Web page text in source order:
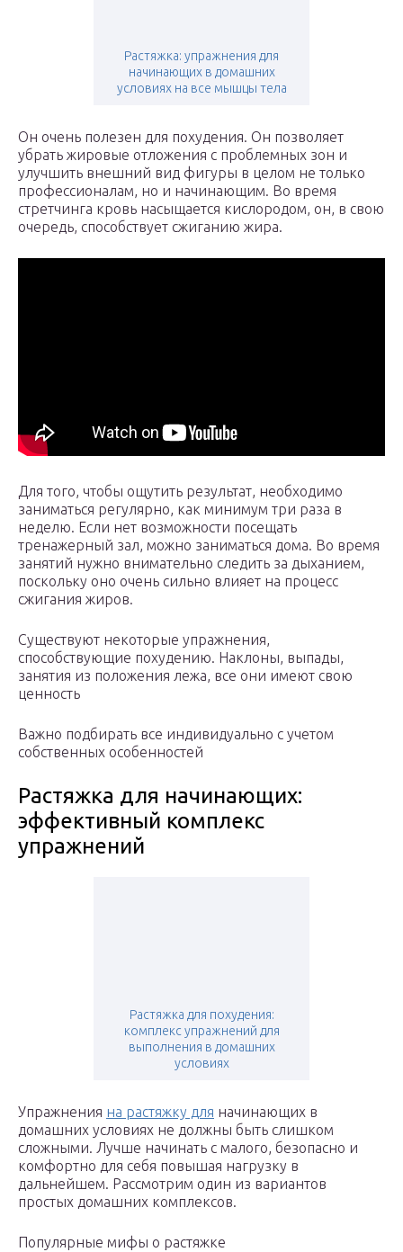
Растяжка: упражнения для
начинающих в домашних
условиях на все мышцы тела
Он очень полезен для похудения. Он позволяет
убрать жировые отложения с проблемных зон и
улучшить внешний вид фигуры в целом не только
профессионалам, но и начинающим. Во время
стретчинга кровь насыщается кислородом, он, в свою
очередь, способствует сжиганию жира.
Для того, чтобы ощутить результат, необходимо
заниматься регулярно, как минимум три раза в
неделю. Если нет возможности посещать
тренажерный зал, можно заниматься дома. Во время
занятий нужно внимательно следить за дыханием,
поскольку оно очень сильно влияет на процесс
сжигания жиров.
Существуют некоторые упражнения,
способствующие похудению. Наклоны, выпады,
занятия из положения лежа, все они имеют свою
ценность
Важно подбирать все индивидуально с учетом
собственных особенностей
Растяжка для начинающих:
эффективный комплекс
упражнений
Растяжка для похудения:
комплекс упражнений для
выполнения в домашних
условиях
Упражнения на растяжку для начинающих в
домашних условиях не должны быть слишком
сложными. Лучше начинать с малого, безопасно и
комфортно для себя повышая нагрузку в
дальнейшем. Рассмотрим один из вариантов
простых домашних комплексов.
Популярные мифы о растяжке